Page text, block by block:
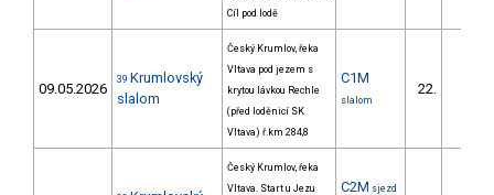
Cíl pod lodě
09.05.2026
39 Krumlovský
slalom
Český Krumlov, řeka
Vltava pod jezem s
krytou lávkou Rechle
(před loděnicí SK
Vltava) ř.km 284,8
C1M
slalom
22.
Český Krumlov, řeka
Vltava. Start u Jezu
C2M sjezd